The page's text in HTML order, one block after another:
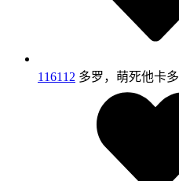
116112 多罗，萌死他卡多